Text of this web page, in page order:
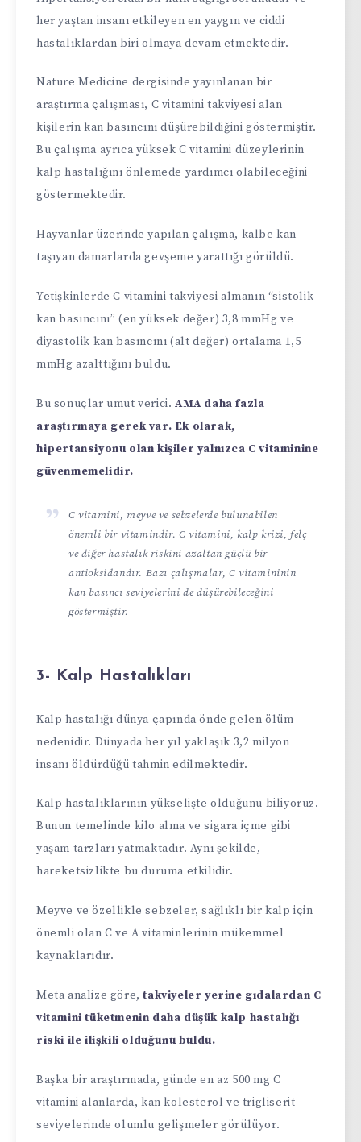
her yaştan insanı etkileyen en yaygın ve ciddi
hastalıklardan biri olmaya devam etmektedir.
Nature Medicine dergisinde yayınlanan bir
araştırma çalışması, C vitamini takviyesi alan
kişilerin kan basıncını düşürebildiğini göstermiştir.
Bu çalışma ayrıca yüksek C vitamini düzeylerinin
kalp hastalığını önlemede yardımcı olabileceğini
göstermektedir.
Hayvanlar üzerinde yapılan çalışma, kalbe kan
taşıyan damarlarda gevşeme yarattığı görüldü.
Yetişkinlerde C vitamini takviyesi almanın “sistolik
kan basıncını” (en yüksek değer) 3,8 mmHg ve
diyastolik kan basıncını (alt değer) ortalama 1,5
mmHg azalttığını buldu.
Bu sonuçlar umut verici. AMA daha fazla
araştırmaya gerek var. Ek olarak,
hipertansiyonu olan kişiler yalnızca C vitaminine
güvenmemelidir.
C vitamini, meyve ve sebzelerde bulunabilen
önemli bir vitamindir. C vitamini, kalp krizi, felç
ve diğer hastalık riskini azaltan güçlü bir
antioksidandır. Bazı çalışmalar, C vitamininin
kan basıncı seviyelerini de düşürebileceğini
göstermiştir.
3- Kalp Hastalıkları
Kalp hastalığı dünya çapında önde gelen ölüm
nedenidir. Dünyada her yıl yaklaşık 3,2 milyon
insanı öldürdüğü tahmin edilmektedir.
Kalp hastalıklarının yükselişte olduğunu biliyoruz.
Bunun temelinde kilo alma ve sigara içme gibi
yaşam tarzları yatmaktadır. Aynı şekilde,
hareketsizlikte bu duruma etkilidir.
Meyve ve özellikle sebzeler, sağlıklı bir kalp için
önemli olan C ve A vitaminlerinin mükemmel
kaynaklarıdır.
Meta analize göre,takviyeler yerine gıdalardan C
vitamini tüketmenin daha düşük kalp hastalığı
riski ile ilişkili olduğunu buldu.
Başka bir araştırmada, günde en az 500 mg C
vitamini alanlarda, kan kolesterol ve trigliserit
seviyelerinde olumlu gelişmeler görülüyor.